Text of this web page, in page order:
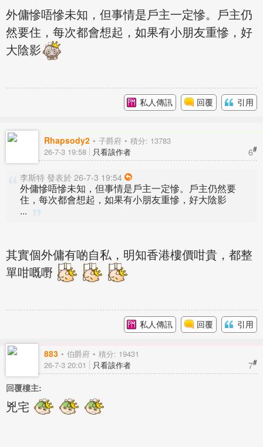
外傭慘唔慘未知，但事情是戶主一定慘。戶主仍
然要住，每次都會想起，如果有小朋友重慘，好
大陰影
私人傳訊 回覆 引用
Rhapsody2 子爵府 積分: 13783
6#
26-7-3 19:58 只看該作者
李斯特 發表於 26-7-3 19:54
外傭慘唔慘未知，但事情是戶主一定慘。戶主仍然要
住，每次都會想起，如果有小朋友重慘，好大陰影
...
其實個外傭有啲自私，明知香港樓價咁貴，都整
單咁嘅嘢
私人傳訊 回覆 引用
883 伯爵府 積分: 19431
7#
26-7-3 20:01 只看該作者
回覆樓主:
兇宅